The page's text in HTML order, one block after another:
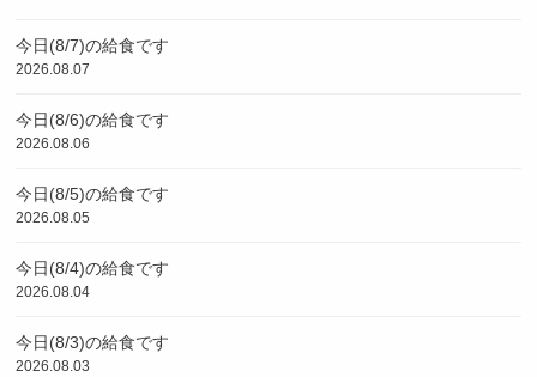
今日(8/7)の給食です
2026.08.07
今日(8/6)の給食です
2026.08.06
今日(8/5)の給食です
2026.08.05
今日(8/4)の給食です
2026.08.04
今日(8/3)の給食です
2026.08.03